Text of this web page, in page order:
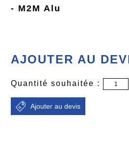
- M2M Alu
AJOUTER AU
Quantité souhaitée :